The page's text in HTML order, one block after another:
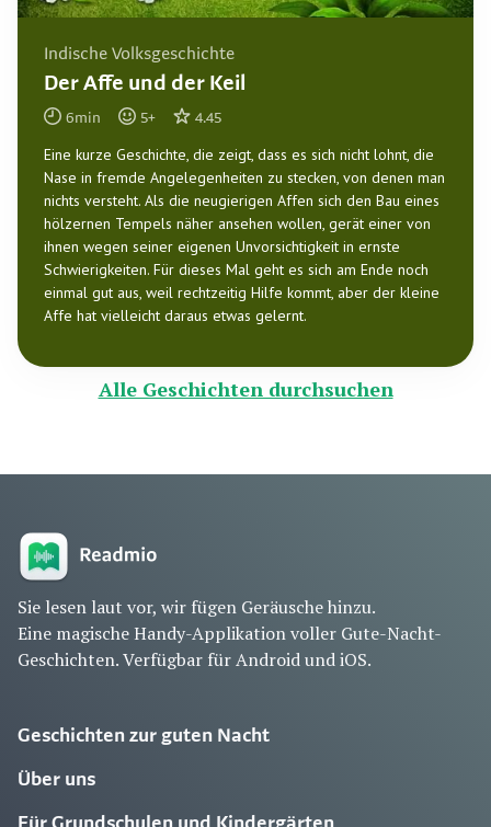
Indische Volksgeschichte
Der Affe und der Keil
6min 5+ 4.45
Eine kurze Geschichte, die zeigt, dass es sich nicht lohnt, die
Nase in fremde Angelegenheiten zu stecken, von denen man
nichts versteht. Als die neugierigen Affen sich den Bau eines
hölzernen Tempels näher ansehen wollen, gerät einer von
ihnen wegen seiner eigenen Unvorsichtigkeit in ernste
Schwierigkeiten. Für dieses Mal geht es sich am Ende noch
einmal gut aus, weil rechtzeitig Hilfe kommt, aber der kleine
Affe hat vielleicht daraus etwas gelernt.
Alle Geschichten durchsuchen
Sie lesen laut vor, wir fügen Geräusche hinzu.
Eine magische Handy-Applikation voller Gute-Nacht-
Geschichten. Verfügbar für Android und iOS.
Geschichten zur guten Nacht
Über uns